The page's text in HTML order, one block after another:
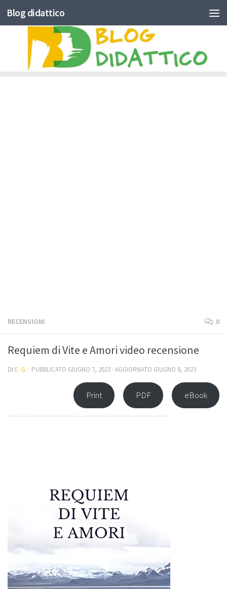
Skip to content
Blog didattico
RECENSIONI 0
Requiem di Vite e Amori video recensione
DI E. G. · PUBBLICATO GIUGNO 7, 2023 · AGGIORNATO GIUGNO 8, 2023
Print PDF eBook